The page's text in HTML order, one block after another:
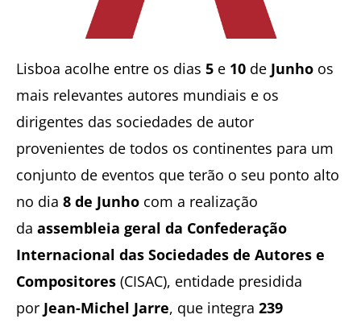
Lisboa acolhe entre os dias 5 e 10 de Junho os
mais relevantes autores mundiais e os
dirigentes das sociedades de autor
provenientes de todos os continentes para um
conjunto de eventos que terão o seu ponto alto
no dia 8 de Junho com a realização
da assembleia geral da Confederação
Internacional das Sociedades de Autores e
Compositores (CISAC), entidade presidida
por Jean-Michel Jarre, que integra 239